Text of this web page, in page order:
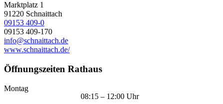
Marktplatz 1
91220 Schnaittach
09153 409-0
09153 409-170
info@schnaittach.de
www.schnaittach.de/
Öffnungszeiten Rathaus
Montag
08:15 – 12:00 Uhr